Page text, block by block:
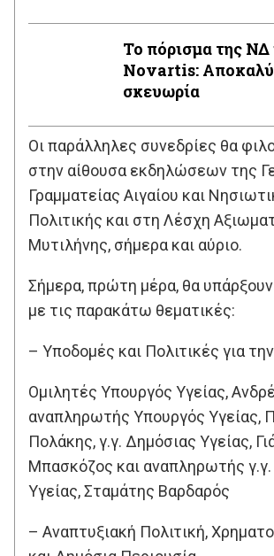
Το πόρισμα της ΝΔ
Novartis:
σκευωρία
Οι παράλληλες συνεδρίες θα
στην αίθουσα εκδηλώσεων της
Γραμματείας Αιγαίου και
Πολιτικής και στη Λέσχη
Μυτιλήνης, σήμερα και αύριο.
Σήμερα, πρώτη μέρα, θα
με τις παρακάτω θεματικές:
– Υποδομές και Πολιτικές για
Ομιλητές Υπουργός Υγείας,
αναπληρωτής Υπουργός Υγείας,
Πολάκης, γ.γ. Δημόσιας Υγείας,
Μπασκόζος και αναπληρωτής γ.γ.
Υγείας, Σταμάτης Βαρδαρός
– Αναπτυξιακή Πολιτική,